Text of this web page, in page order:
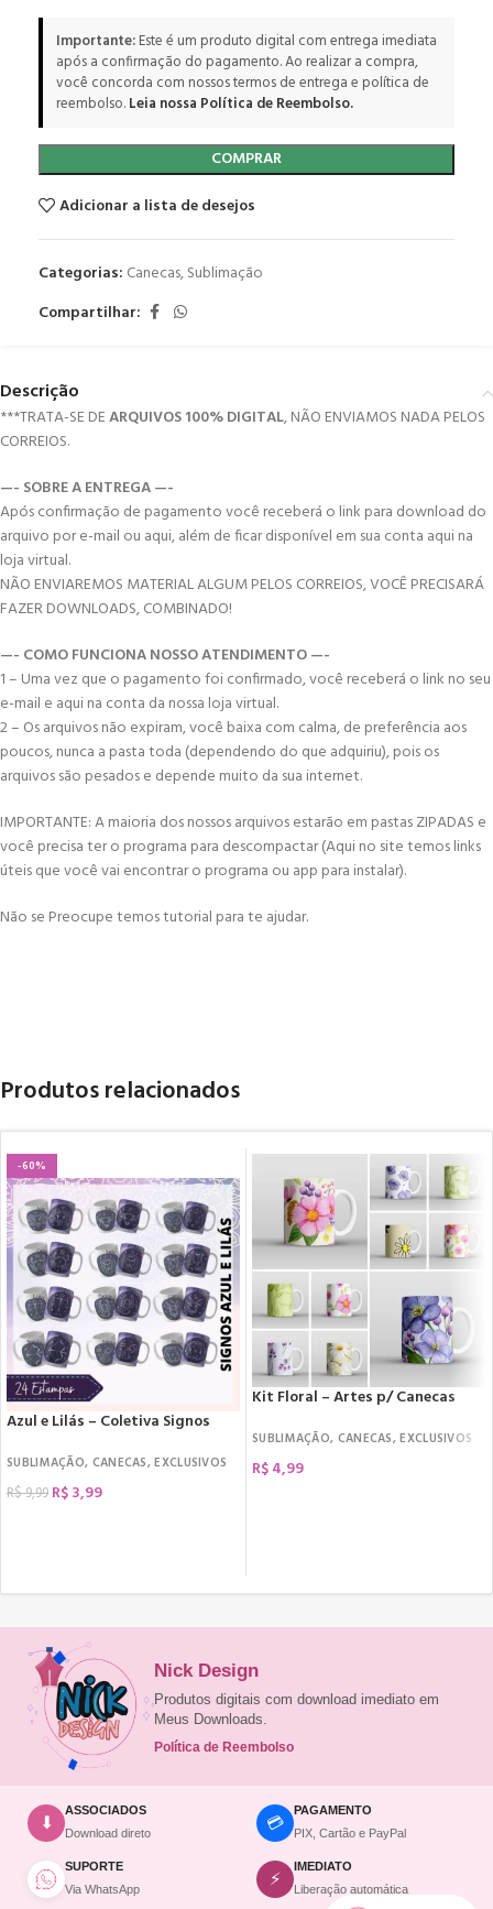
Importante:Este é um produto digital com entrega imediata
após a confirmação do pagamento. Ao realizar a compra,
você concorda com nossos termos de entrega e política de
reembolso.Leia nossa Política de Reembolso.
COMPRAR
Adicionar a lista de desejos
Categorias: Canecas,Sublimação
Compartilhar:
Descrição
***TRATA-SE DEARQUIVOS 100% DIGITAL, NÃO ENVIAMOS NADA PELOS
CORREIOS.
—- SOBRE A ENTREGA —-
Após confirmação de pagamento você receberá o link para download do
arquivo por e-mail ou aqui, além de ficar disponível em sua conta aqui na
loja virtual.
NÃO ENVIAREMOS MATERIAL ALGUM PELOS CORREIOS, VOCÊ PRECISARÁ
FAZER DOWNLOADS, COMBINADO!
—- COMO FUNCIONA NOSSO ATENDIMENTO —-
1 – Uma vez que o pagamento foi confirmado, você receberá o link no seu
e-mail e aqui na conta da nossa loja virtual.
2 – Os arquivos não expiram, você baixa com calma, de preferência aos
poucos, nunca a pasta toda (dependendo do que adquiriu), pois os
arquivos são pesados e depende muito da sua internet.
IMPORTANTE: A maioria dos nossos arquivos estarão em pastas ZIPADAS e
você precisa ter o programa para descompactar (Aqui no site temos links
úteis que você vai encontrar o programa ou app para instalar).
Não se Preocupe temos tutorial para te ajudar.
Produtos relacionados
-60%
Azul e Lilás – Coletiva Signos
SUBLIMAÇÃO, CANECAS,EXCLUSIVOS
R$9,99 R$3,99
Kit Floral – Artes p/ Canecas
SUBLIMAÇÃO, CANECAS,EXCLUSIVOS
R$4,99
Nick Design
Produtos digitais com download imediato em
Meus Downloads.
Política de Reembolso
⬇
ASSOCIADOS
Download direto
💳
PAGAMENTO
PIX, Cartão e PayPal
SUPORTE
Via WhatsApp
⚡
IMEDIATO
Liberação automática